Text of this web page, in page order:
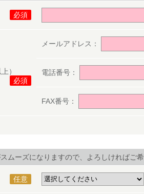
必須
）
必須
メールアドレス：
電話番号：
FAX番号：
ムーズになりますので、よろしければご
任意